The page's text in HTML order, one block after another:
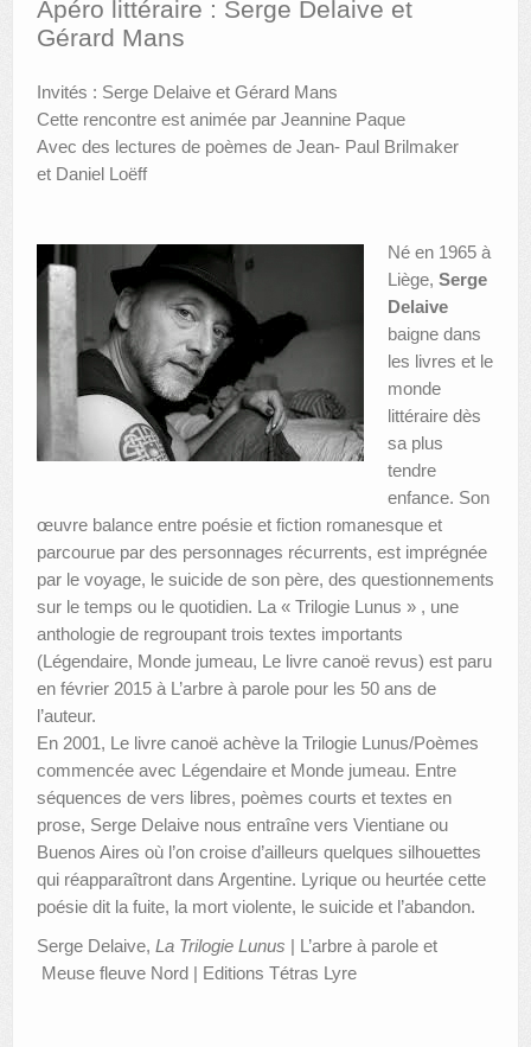
AUTRES LIEUX
ANIMATIONS DES MUSÉES
PUBLICATIONS
LES APPELS À PROJETS
Apéro littéraire : Serge Delaive et
Gérard Mans
Invités : Serge Delaive et Gérard Mans
Cette rencontre est animée par Jeannine Paque
Avec des lectures de poèmes de Jean- Paul Brilmaker
et Daniel Loëff
Né en 1965 à
Liège, Serge
Delaive
baigne dans
les livres et le
monde
littéraire dès
sa plus
tendre
enfance. Son
œuvre balance entre poésie et fiction romanesque et
parcourue par des personnages récurrents, est imprégnée
par le voyage, le suicide de son père, des questionnements
sur le temps ou le quotidien. La « Trilogie Lunus » , une
anthologie de regroupant trois textes importants
(Légendaire, Monde jumeau, Le livre canoë revus) est paru
en février 2015 à L’arbre à parole pour les 50 ans de
l’auteur.
En 2001, Le livre canoë achève la Trilogie Lunus/Poèmes
commencée avec Légendaire et Monde jumeau. Entre
séquences de vers libres, poèmes courts et textes en
prose, Serge Delaive nous entraîne vers Vientiane ou
Buenos Aires où l’on croise d’ailleurs quelques silhouettes
qui réapparaîtront dans Argentine. Lyrique ou heurtée cette
poésie dit la fuite, la mort violente, le suicide et l’abandon.
Serge Delaive, La Trilogie Lunus | L’arbre à parole et
Meuse fleuve Nord | Editions Tétras Lyre